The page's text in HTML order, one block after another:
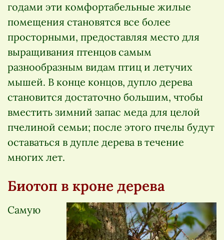
годами эти комфортабельные жилые
помещения становятся все более
просторными, предоставляя место для
выращивания птенцов самым
разнообразным видам птиц и летучих
мышей. В конце концов, дупло дерева
становится достаточно большим, чтобы
вместить зимний запас меда для целой
пчелиной семьи; после этого пчелы будут
оставаться в дупле дерева в течение
многих лет.
Биотоп в кроне дерева
Самую